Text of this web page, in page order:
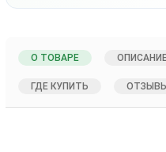
О ТОВАРЕ
ГДЕ КУПИТЬ